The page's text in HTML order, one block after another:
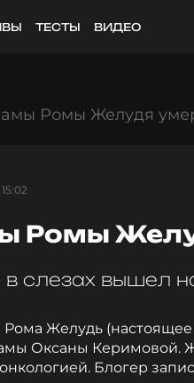
ТЕСТЫ ВИДЕО
Ромы Желудя
Ромы
в слезах вышел
Рома Желудь
Оксаны Керимовой.
Блогер